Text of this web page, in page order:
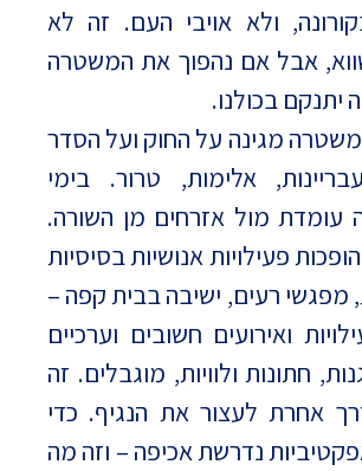
ולא אויבי העם. זה לא
אבל אם נהפוך את המשטרה
יתנקם בכולנו.
מגינה על החוק ועל הסדר
אלימות, טרור. בימי
עומדת מול אזרחים מן השורה.
פעילויות אנושיות בסיסיות
מפגשי רעים, ישיבה בבית קפה –
ואירועים חשובים וערכיים
חתונות ולוויות, מוגבלים. זה
אחרת לעצור את הנגיף. כדי
נדרשת אכיפה – וזה מה